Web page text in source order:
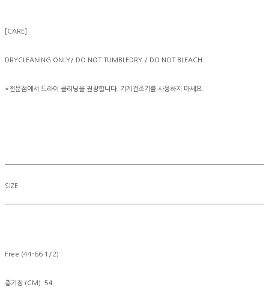
[CARE]
DRYCLEANING ONLY/ DO NOT TUMBLEDRY / DO NOT BLEACH
*전문점에서 드라이 클리닝을 권장합니다. 기계건조기를 사용하지 마세요.
SIZE
Free (44-66 1/2)
총기장 (CM) 54